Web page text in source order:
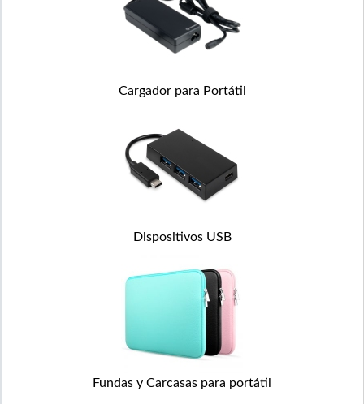
Cargador para Portátil
Dispositivos USB
Fundas y Carcasas para portátil